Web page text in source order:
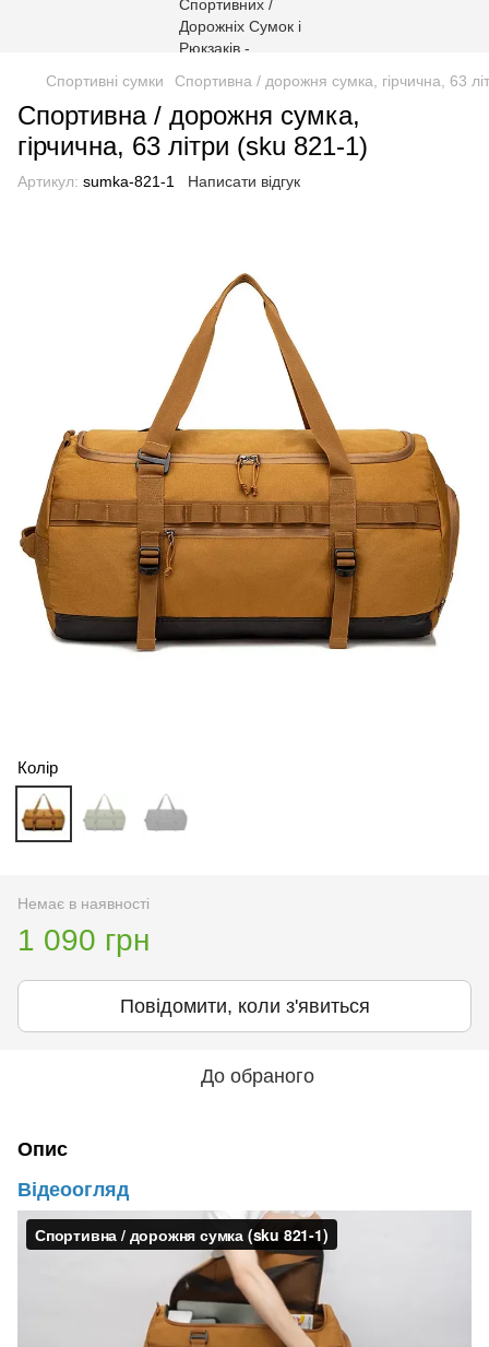
Спортивні сумки Спортивна / дорожня сумка, гірчична, 63
Спортивна / дорожня сумка,
гірчична, 63 літри (sku 821-1)
Артикул: sumka-821-1 Написати відгук
Колір
Немає в наявності
1 090 грн
Повідомити, коли з'явиться
До обраного
Опис
Відеоогляд